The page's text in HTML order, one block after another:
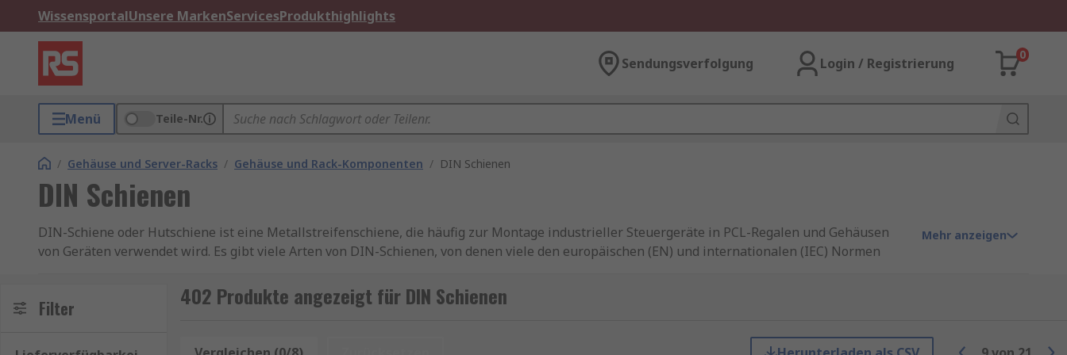
WissensportalUnsere MarkenServicesProdukthighlights
Sendungsverfolgung Login / Registrierung
0
Menü Teile-Nr.
/ Gehäuse und Server-Racks / Gehäuse und Rack-Komponenten / DIN Schienen
DIN Schienen
DIN-Schiene oder Hutschiene ist eine Metallstreifenschiene, die häufig zur Montage industrieller Steuergeräte in PCL-Regalen und Gehäusen
von Geräten verwendet wird. Es gibt viele Arten von DIN-Schienen, von denen viele den europäischen (EN) und internationalen (IEC) Normen
Arten von Hutschienen
Es gibt vier gängige Hutschienentypen:
Mehr anzeigen
Filter 402 Produkte angezeigt für DIN Schienen